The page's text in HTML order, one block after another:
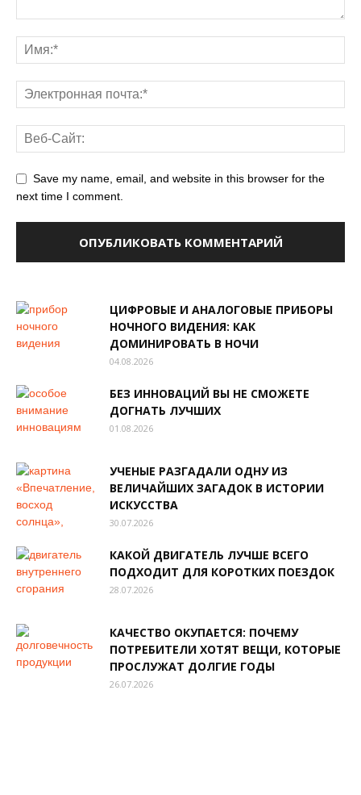
Save my name, email, and website in this browser for the
next time I comment.
ЦИФРОВЫЕ И АНАЛОГОВЫЕ ПРИБОРЫ
НОЧНОГО ВИДЕНИЯ: КАК
ДОМИНИРОВАТЬ В НОЧИ
04.08.2026
БЕЗ ИННОВАЦИЙ ВЫ НЕ СМОЖЕТЕ
ДОГНАТЬ ЛУЧШИХ
01.08.2026
УЧЕНЫЕ РАЗГАДАЛИ ОДНУ ИЗ
ВЕЛИЧАЙШИХ ЗАГАДОК В ИСТОРИИ
ИСКУССТВА
30.07.2026
КАКОЙ ДВИГАТЕЛЬ ЛУЧШЕ ВСЕГО
ПОДХОДИТ ДЛЯ КОРОТКИХ ПОЕЗДОК
28.07.2026
КАЧЕСТВО ОКУПАЕТСЯ: ПОЧЕМУ
ПОТРЕБИТЕЛИ ХОТЯТ ВЕЩИ, КОТОРЫЕ
ПРОСЛУЖАТ ДОЛГИЕ ГОДЫ
26.07.2026